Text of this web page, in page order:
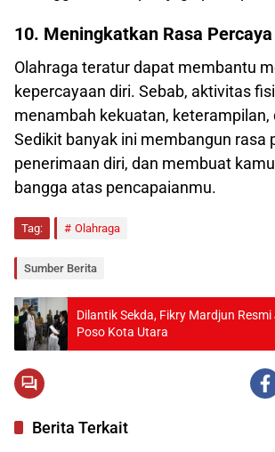
10. Meningkatkan Rasa
Olahraga teratur dapat membantu
kepercayaan diri. Sebab, aktivitas
menambah kekuatan, keterampilan,
Sedikit banyak ini membangun rasa
penerimaan diri, dan membuat
bangga atas pencapaianmu.
Tag: Olahraga
Sumber Berita
Dilantik Sekda, Fikry Mardjun
Poso Kota Utara
Berita Terkait